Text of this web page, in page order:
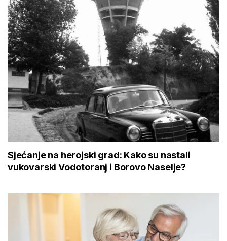
Sjećanje na herojski grad: Kako su nastali
vukovarski Vodotoranj i Borovo Naselje?